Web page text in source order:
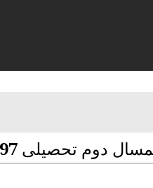
دانشگاه آزاد اسلامی